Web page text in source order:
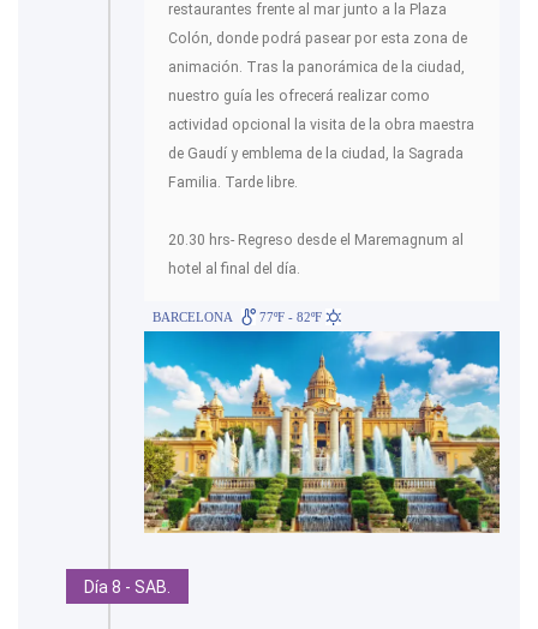
restaurantes frente al mar junto a la Plaza
Colón, donde podrá pasear por esta zona de
animación. Tras la panorámica de la ciudad,
nuestro guía les ofrecerá realizar como
actividad opcional la visita de la obra maestra
de Gaudí y emblema de la ciudad, la Sagrada
Familia. Tarde libre.
20.30 hrs- Regreso desde el Maremagnum al
hotel al final del día.
BARCELONA 77ºF - 82ºF
Día 8 - SAB.